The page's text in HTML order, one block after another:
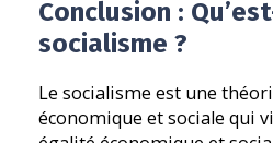
Conclusion :
socialisme ?
Le socialisme est une
économique et sociale qui